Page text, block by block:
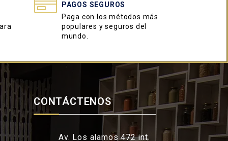
PAGOS SEGUROS
Paga con los métodos más
populares y seguros del
mundo.
CONTÁCTENOS
Av. Los alamos 472 int.